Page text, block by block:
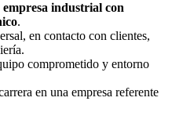
empresa industrial con
.
en contacto con clientes,
comprometido y entorno
en una empresa referente